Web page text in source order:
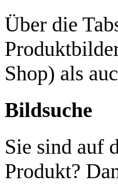
Über die
Shop) als
Bildsuche
Sie sind auf
Produkt?